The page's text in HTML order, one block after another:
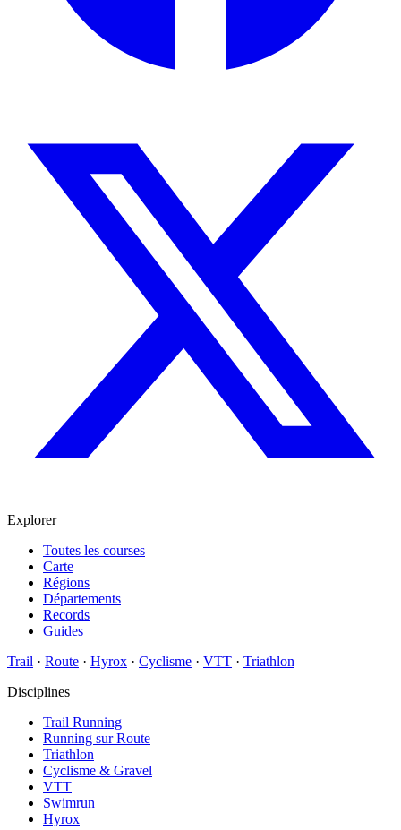
Explorer
Toutes les courses
Carte
Régions
Départements
Records
Guides
Trail · Route · Hyrox · Cyclisme · VTT · Triathlon
Disciplines
Trail Running
Running sur Route
Triathlon
Cyclisme & Gravel
VTT
Swimrun
Hyrox